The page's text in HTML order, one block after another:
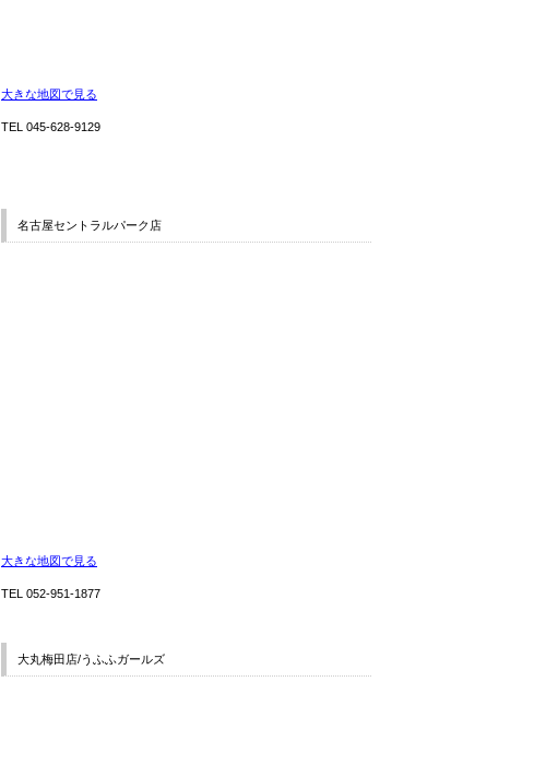
大きな地図で見る
TEL 045-628-9129
名古屋セントラルパーク店
大きな地図で見る
TEL 052-951-1877
大丸梅田店/うふふガールズ